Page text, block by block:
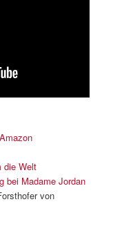
die Welt
bei Madame Jordan
von